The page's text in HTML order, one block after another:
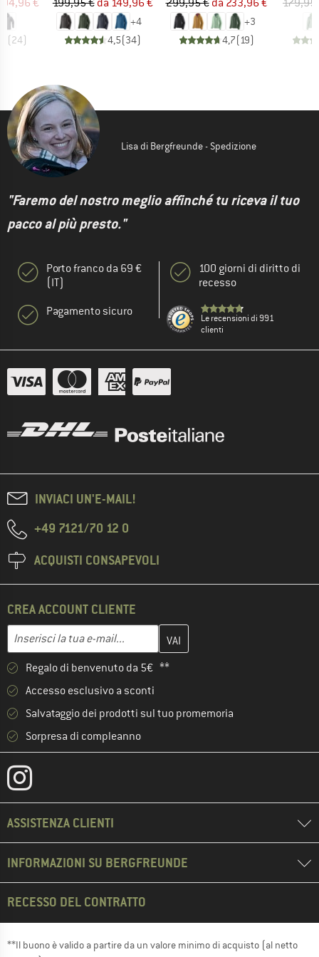
€
(24)
199,95 € da 149,96 €
+4
4,5(34)
299,95 € da 233,96 €
+3
4,7(19)
179,95
Lisa di Bergfreunde - Spedizione
"Faremo del nostro meglio affinché tu riceva il tuo
pacco al più presto."
Porto franco da 69 €
(IT)
Pagamento sicuro
100 giorni di diritto di
recesso
Le recensioni di 991
clienti
INVIACI UN'E-MAIL!
+49 7121/70 12 0
ACQUISTI CONSAPEVOLI
CREA ACCOUNT CLIENTE
Indirizzo e-mail
Inserisci qui il tuo indirizzo e-mail e crea il tuo account cliente
Regalo di benvenuto da 5€ **
Accesso esclusivo a sconti
Salvataggio dei prodotti sul tuo promemoria
Sorpresa di compleanno
ASSISTENZA CLIENTI
INFORMAZIONI SU BERGFREUNDE
RECESSO DEL CONTRATTO
**Il buono è valido a partire da un valore minimo di acquisto (al netto